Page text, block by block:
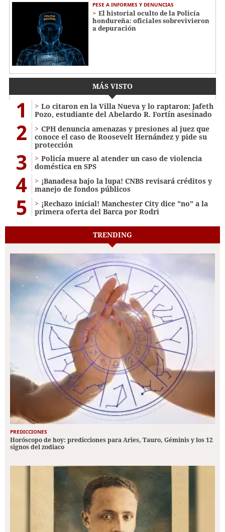
PESE A INFORMES Y DENUNCIAS
El historial oculto de la Policía
hondureña: oficiales sobrevivieron
a depuración
MÁS VISTO
1
Lo citaron en la Villa Nueva y lo raptaron: Jafeth
Pozo, estudiante del Abelardo R. Fortín asesinado
2
CPH denuncia amenazas y presiones al juez que
conoce el caso de Roosevelt Hernández y pide su
protección
3
Policía muere al atender un caso de violencia
doméstica en SPS
4
¡Banadesa bajo la lupa! CNBS revisará créditos y
manejo de fondos públicos
5
¡Rechazo inicial! Manchester City dice "no" a la
primera oferta del Barca por Rodri
TRENDING
PREDICCIONES
Horóscopo de hoy: predicciones para Aries, Tauro, Géminis y los 12
signos del zodiaco